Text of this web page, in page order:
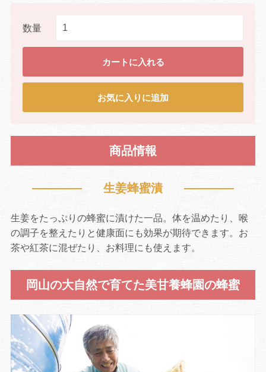
数量
カートに入れる
お気に入りに追加
商品情報
生姜蜂蜜漬
生姜をたっぷりの蜂蜜に漬けた一品。体を温めたり、喉
の調子を整えたりと健康面にも効果が期待できます。お
茶や紅茶に混ぜたり、お料理にも使えます。
岡山の大自然で育てた美甘養蜂園の蜂蜜